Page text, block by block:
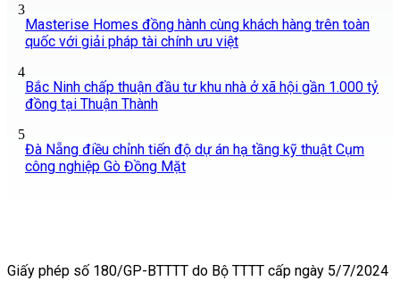
3
Masterise Homes đồng hành cùng khách hàng trên toàn
quốc với giải pháp tài chính ưu việt
4
Bắc Ninh chấp thuận đầu tư khu nhà ở xã hội gần 1.000 tỷ
đồng tại Thuận Thành
5
Đà Nẵng điều chỉnh tiến độ dự án hạ tầng kỹ thuật Cụm
công nghiệp Gò Đồng Mặt
Giấy phép số 180/GP-BTTTT do Bộ TTTT cấp ngày 5/7/2024